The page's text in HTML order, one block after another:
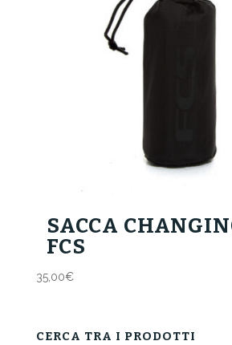
SACCA
FCS
35,00€
CERCA TRA I PRODOTTI